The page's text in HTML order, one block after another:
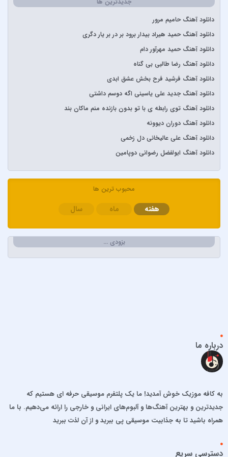
آرتا و آرون
آرتا و پارسالیپ
آرش AP
آرش و ساسی
آرمان گرشاسبی
آرمین زارعی
آرون افشار
آصف آریا
آیتوکان
آیسم
ابراهیم تاتلیسس
ابی دولابی
اپیکور و امین امینم
احسان دریادل
افشین خان
الجان
امید آمری
امید حاجیلی
امید مهداد
دانلود آهنگ حامیم مرور
دانلود آهنگ حمید هیراد بیدار برود بر در بر یار دگری
دانلود آهنگ حمید مهرآور دام
دانلود آهنگ رضا طالبی بی گناه
دانلود آهنگ فرشید فرح بخش عشق ابدی
دانلود آهنگ جدید علی یاسینی اگه دوسم داشتی
دانلود آهنگ توی رابطه ی با تو بدون بازنده منم ماکان بند
دانلود آهنگ دوران دیوونه
دانلود آهنگ علی عالیخانی دل زخمی
دانلود آهنگ ابولفضل رضوانی دوپامین
محبوب ترین ها
هفته ماه سال
بزودی …
درباره ما
به کافه موزیک خوش آمدید! ما یک پلتفرم موسیقی حرفه ای هستیم که
جدیدترین و بهترین آهنگ‌ها و آلبوم‌های ایرانی و خارجی را ارائه می‌دهیم. با ما
همراه باشید تا به جذابیت موسیقی پی ببرید و از آن لذت ببرید
دسترسی سریع